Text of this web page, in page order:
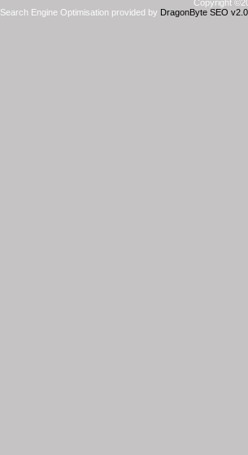
Copyright
Search Engine Optimisation provided by DragonByte SEO